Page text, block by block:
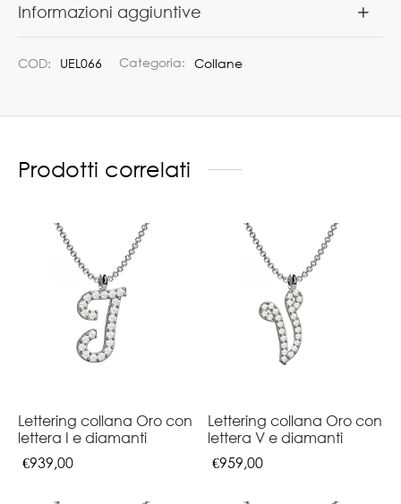
Informazioni aggiuntive
COD: UEL066 Categoria: Collane
Prodotti correlati
Lettering collana Oro con
lettera I e diamanti
€939,00
Lettering collana Oro con
lettera V e diamanti
€959,00